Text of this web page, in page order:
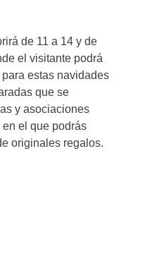
de 11 a 14 y de
el visitante podrá
estas navidades
que se
y asociaciones
en el que podrás
originales regalos.